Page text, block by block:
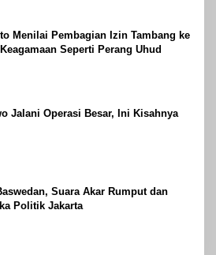
Menilai Pembagian Izin Tambang ke
Seperti Perang Uhud
Jalani Operasi Besar, Ini Kisahnya
Suara Akar Rumput dan
Politik Jakarta